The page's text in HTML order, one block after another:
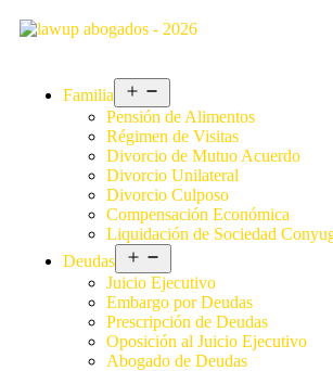
Familia
Pensión de Alimentos
Régimen de Visitas
Divorcio de Mutuo Acuerdo
Divorcio Unilateral
Divorcio Culposo
Compensación Económica
Liquidación de Sociedad
Deudas
Juicio Ejecutivo
Embargo por Deudas
Prescripción de Deudas
Oposición al Juicio Ejecutivo
Abogado de Deudas